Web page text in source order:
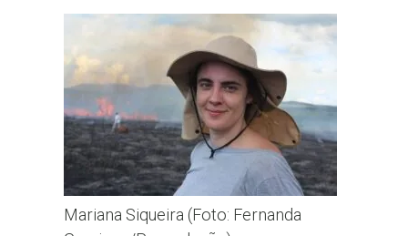
Mariana Siqueira (Foto: Fernanda